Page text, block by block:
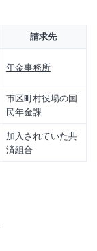
請求先
年金事務所
市区町村役場の国
民年金課
加入されていた共
済組合